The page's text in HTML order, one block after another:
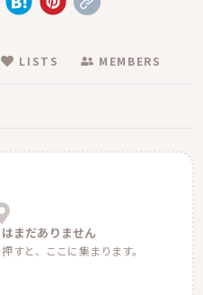
LISTS MEMBERS
まだありません
すと、ここに集まります。